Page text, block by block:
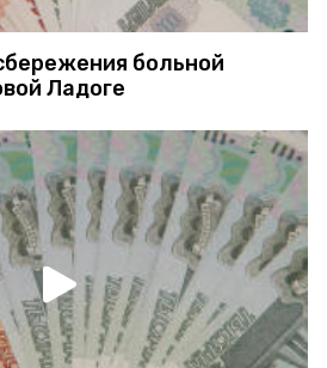
больной
Ладоге